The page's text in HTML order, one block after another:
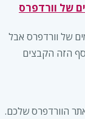
של וורדפרס אבל
הזה הקבצים
הוורדפרס שלכם.